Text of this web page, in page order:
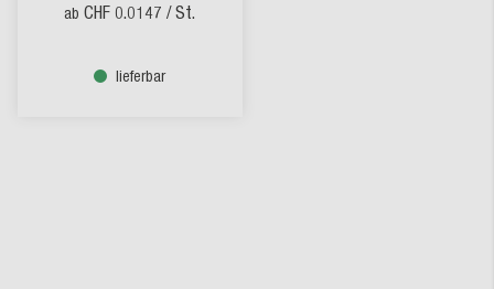
ab CHF 0.0147 / St.
lieferbar